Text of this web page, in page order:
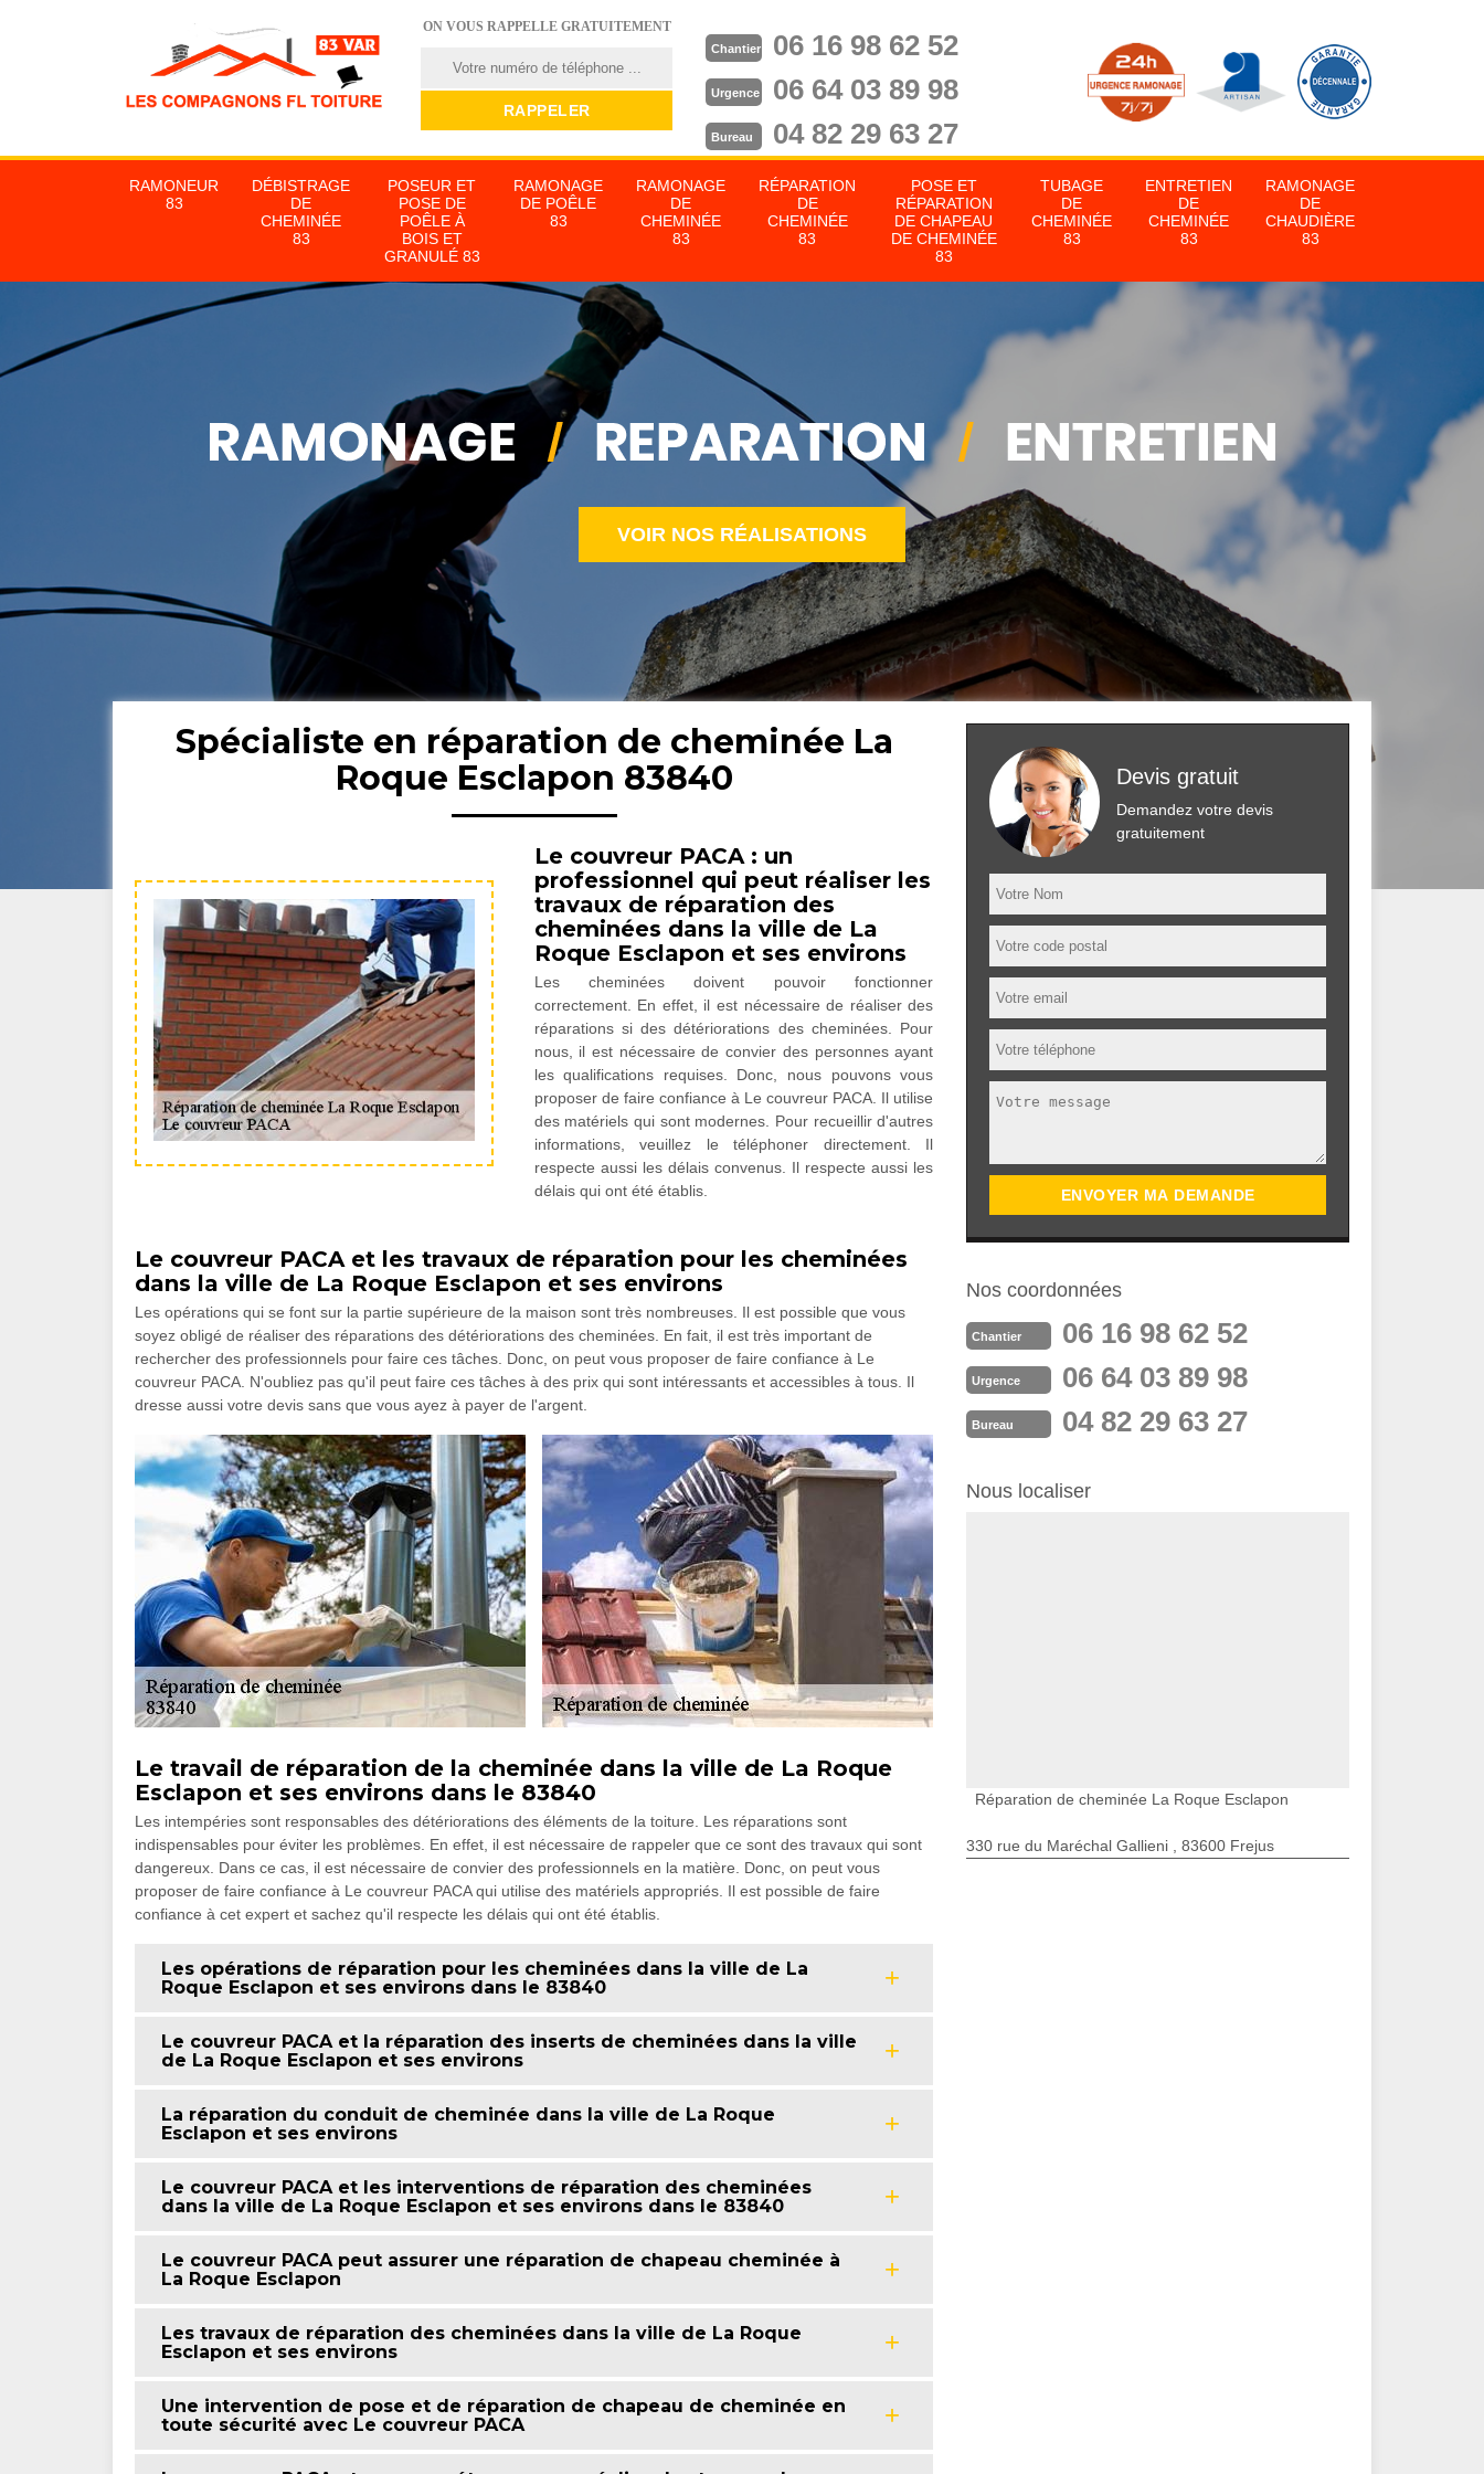
ON VOUS RAPPELLE GRATUITEMENT
Chantier 06 16 98 62 52
Urgence 06 64 03 89 98
Bureau 04 82 29 63 27
RAMONEUR
83
DÉBISTRAGE
DE
CHEMINÉE
83
POSEUR ET
POSE DE
POÊLE À
BOIS ET
GRANULÉ 83
RAMONAGE
DE POÊLE
83
RAMONAGE
DE
CHEMINÉE
83
RÉPARATION
DE
CHEMINÉE
83
POSE ET
RÉPARATION
DE CHAPEAU
DE CHEMINÉE
83
TUBAGE
DE
CHEMINÉE
83
ENTRETIEN
DE
CHEMINÉE
83
RAMONAGE
DE
CHAUDIÈRE
83
VOIR NOS RÉALISATIONS
Spécialiste en réparation de cheminée La
Roque Esclapon 83840
Le couvreur PACA : un
professionnel qui peut réaliser les
travaux de réparation des
cheminées dans la ville de La
Roque Esclapon et ses environs
Les cheminées doivent pouvoir fonctionner
correctement. En effet, il est nécessaire de réaliser des
réparations si des détériorations des cheminées. Pour
nous, il est nécessaire de convier des personnes ayant
les qualifications requises. Donc, nous pouvons vous
proposer de faire confiance à Le couvreur PACA. Il utilise
des matériels qui sont modernes. Pour recueillir d'autres
informations, veuillez le téléphoner directement. Il
respecte aussi les délais convenus. Il respecte aussi les
délais qui ont été établis.
Le couvreur PACA et les travaux de réparation pour les cheminées
dans la ville de La Roque Esclapon et ses environs
Les opérations qui se font sur la partie supérieure de la maison sont très nombreuses. Il est possible que vous
soyez obligé de réaliser des réparations des détériorations des cheminées. En fait, il est très important de
rechercher des professionnels pour faire ces tâches. Donc, on peut vous proposer de faire confiance à Le
couvreur PACA. N'oubliez pas qu'il peut faire ces tâches à des prix qui sont intéressants et accessibles à tous. Il
dresse aussi votre devis sans que vous ayez à payer de l'argent.
Le travail de réparation de la cheminée dans la ville de La Roque
Esclapon et ses environs dans le 83840
Les intempéries sont responsables des détériorations des éléments de la toiture. Les réparations sont
indispensables pour éviter les problèmes. En effet, il est nécessaire de rappeler que ce sont des travaux qui sont
dangereux. Dans ce cas, il est nécessaire de convier des professionnels en la matière. Donc, on peut vous
proposer de faire confiance à Le couvreur PACA qui utilise des matériels appropriés. Il est possible de faire
confiance à cet expert et sachez qu'il respecte les délais qui ont été établis.
Les opérations de réparation pour les cheminées dans la ville de La
Roque Esclapon et ses environs dans le 83840
Le couvreur PACA et la réparation des inserts de cheminées dans la ville
de La Roque Esclapon et ses environs
La réparation du conduit de cheminée dans la ville de La Roque
Esclapon et ses environs
Le couvreur PACA et les interventions de réparation des cheminées
dans la ville de La Roque Esclapon et ses environs dans le 83840
Le couvreur PACA peut assurer une réparation de chapeau cheminée à
La Roque Esclapon
Les travaux de réparation des cheminées dans la ville de La Roque
Esclapon et ses environs
Une intervention de pose et de réparation de chapeau de cheminée en
toute sécurité avec Le couvreur PACA
Devis gratuit
Demandez votre devis
gratuitement
Nos coordonnées
Chantier 06 16 98 62 52
Urgence 06 64 03 89 98
Bureau 04 82 29 63 27
Nous localiser
Réparation de cheminée La Roque Esclapon
330 rue du Maréchal Gallieni , 83600 Frejus